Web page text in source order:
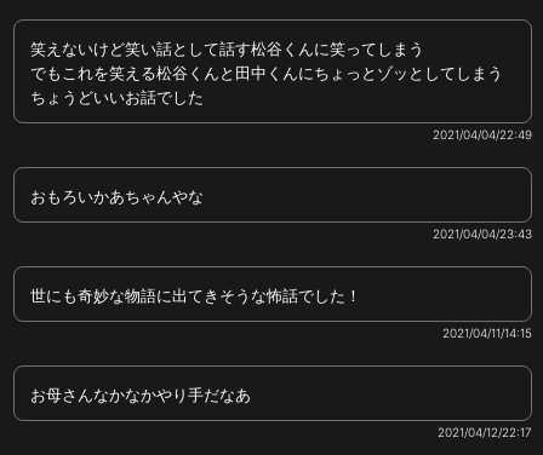
笑えないけど笑い話として話す松谷くんに笑ってしまう
でもこれを笑える松谷くんと田中くんにちょっとゾッとしてしまう
ちょうどいいお話でした
2021/04/04/22:49
おもろいかあちゃんやな
2021/04/04/23:43
世にも奇妙な物語に出てきそうな怖話でした！
2021/04/11/14:15
お母さんなかなかやり手だなあ
2021/04/12/22:17